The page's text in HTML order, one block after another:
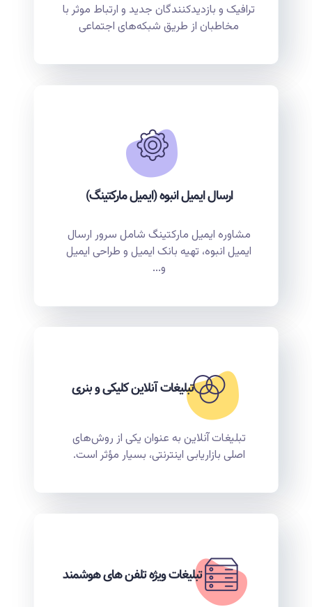
ترافیک و بازدیدکنندگان جدید و ارتباط موثر با
مخاطبان از طریق شبکه‌های اجتماعی
ارسال ایمیل انبوه (ایمیل مارکتینگ)
مشاوره ایمیل مارکتینگ شامل سرور ارسال
ایمیل انبوه، تهیه بانک ایمیل و طراحی ایمیل
و...
تبلیغات آنلاین کلیکی و بنری
تبلیغات آنلاین به عنوان یکی از روش‌های
اصلی بازاریابی اینترنتی، بسیار مؤثر است.
تبلیغات ویژه تلفن های هوشمند